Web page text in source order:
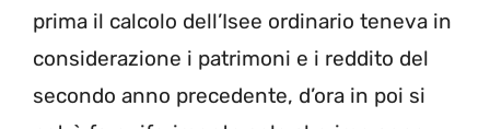
prima il calcolo dell’Isee ordinario teneva in
considerazione i patrimoni e i reddito del
secondo anno precedente, d’ora in poi si